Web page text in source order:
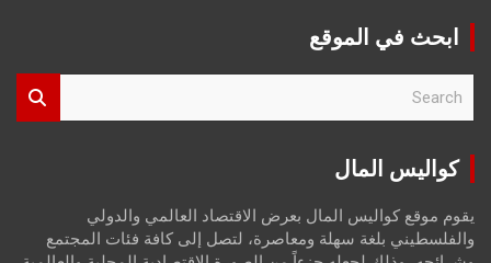
ابحث في الموقع
r
كواليس المال
يقوم موقع كواليس المال بعرض الاقتصاد العالمي والدولي
والفلسطيني بلغة سهلة ومعاصرة، لتصل إلى كافة فئات المجتمع